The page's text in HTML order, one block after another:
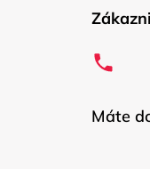
Máte